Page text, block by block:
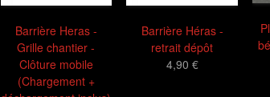
Barrière Heras -
Grille chantier -
Clôture mobile
(Chargement +
Barrière Héras -
retrait dépôt
4,90 €